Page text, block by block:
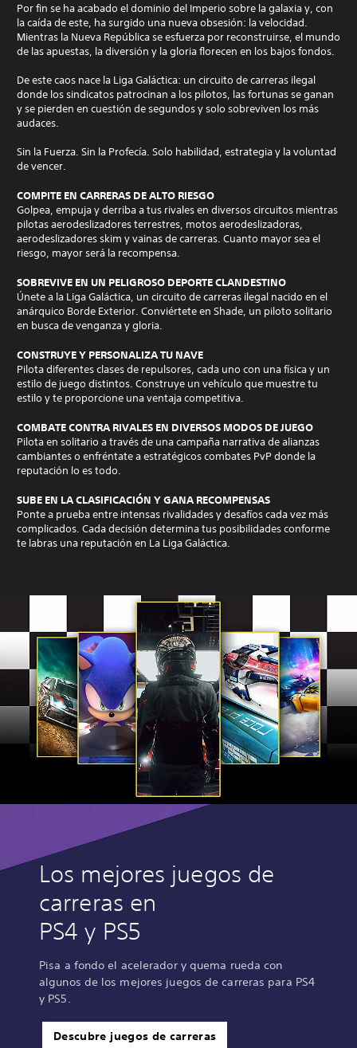
Por fin se ha acabado el dominio del Imperio sobre la galaxia y, con
la caída de este, ha surgido una nueva obsesión: la velocidad.
Mientras la Nueva República se esfuerza por reconstruirse, el mundo
de las apuestas, la diversión y la gloria florecen en los bajos fondos.
De este caos nace la Liga Galáctica: un circuito de carreras ilegal
donde los sindicatos patrocinan a los pilotos, las fortunas se ganan
y se pierden en cuestión de segundos y solo sobreviven los más
audaces.
Sin la Fuerza. Sin la Profecía. Solo habilidad, estrategia y la voluntad
de vencer.
COMPITE EN CARRERAS DE ALTO RIESGO
Golpea, empuja y derriba a tus rivales en diversos circuitos mientras
pilotas aerodeslizadores terrestres, motos aerodeslizadoras,
aerodeslizadores skim y vainas de carreras. Cuanto mayor sea el
riesgo, mayor será la recompensa.
SOBREVIVE EN UN PELIGROSO DEPORTE CLANDESTINO
Únete a la Liga Galáctica, un circuito de carreras ilegal nacido en el
anárquico Borde Exterior. Conviértete en Shade, un piloto solitario
en busca de venganza y gloria.
CONSTRUYE Y PERSONALIZA TU NAVE
Pilota diferentes clases de repulsores, cada uno con una física y un
estilo de juego distintos. Construye un vehículo que muestre tu
estilo y te proporcione una ventaja competitiva.
COMBATE CONTRA RIVALES EN DIVERSOS MODOS DE JUEGO
Pilota en solitario a través de una campaña narrativa de alianzas
cambiantes o enfréntate a estratégicos combates PvP donde la
reputación lo es todo.
SUBE EN LA CLASIFICACIÓN Y GANA RECOMPENSAS
Ponte a prueba entre intensas rivalidades y desafíos cada vez más
complicados. Cada decisión determina tus posibilidades conforme
te labras una reputación en La Liga Galáctica.
Los mejores juegos de
carreras en
PS4 y PS5
Pisa a fondo el acelerador y quema rueda con
algunos de los mejores juegos de carreras para PS4
y PS5.
Descubre juegos de carreras